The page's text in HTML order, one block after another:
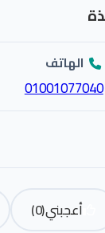
الهاتف
01001077040
أعجبني(
0
)